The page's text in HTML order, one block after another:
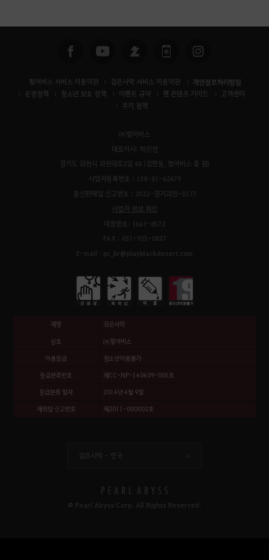
펄어비스 서비스 이용약관 검은사막 서비스 이용약관 개인정보처리방침
운영정책 청소년 보호 정책 이벤트 규약 팬 콘텐츠 가이드
고객센터
쿠키 정책
㈜펄어비스
대표이사: 허진영
경기도 과천시 과천대로2길 48 (갈현동, 펄어비스 홈 원)
사업자등록번호 : 138-81-62479
통신판매업 신고번호 : 2022-경기과천-0177
사업자 정보 확인
대표번호: 1661-8572
FAX : 031-935-0837
E-mail : pc_kr@playblackdesert.com
제명 검은사막
상호 ㈜펄어비스
이용등급 청소년이용불가
등급분류번호 제CC-NP-140409-005호
등급분류 일자 2014년 4월 9일
제작업 신고번호 제2011-000002호
검은사막 - 한국
© Pearl Abyss Corp. All Rights Reserved.